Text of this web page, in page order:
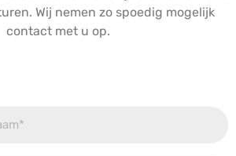
Wij nemen zo spoedig mogelijk
contact met u op.